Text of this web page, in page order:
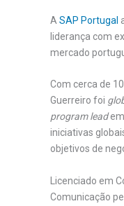
A SAP Portugal
liderança com
mercado
Com cerca de
Guerreiro foi
program lead
iniciativas
objetivos de
Licenciado em
Comunicação